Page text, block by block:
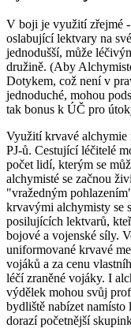
V boji je využití zřejmé
oslabující lektvary na
jednodušší, může
družině. (Aby
Dotykem, což není v
jednoduché, mohou
tak bonus k ÚČ pro
Využití krvavé alchymie
PJ-ů. Cestující léčitelé
počet lidí, kterým se
alchymisté se začnou
"vražedným
krvavými alchymisty se
posilujících lektvarů,
bojové a vojenské síly.
uniformované krvavé
vojáků a za cenu
léčí zraněné vojáky. I
výdělek mohou svůj
bydliště nabízet
dorazí početnější